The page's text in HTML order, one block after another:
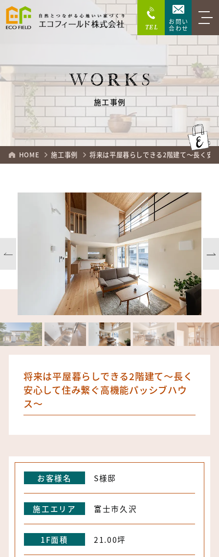
TEL
お問い
合わせ
WORKS
施工事例
HOME 施工事例 将来は平屋暮らしできる2階建て～長く安
将来は平屋暮らしできる2階建て～長く
安心して住み繋ぐ高機能パッシブハウ
ス～
お客様名 S様邸
施工エリア 富士市久沢
1F面積 21.00坪